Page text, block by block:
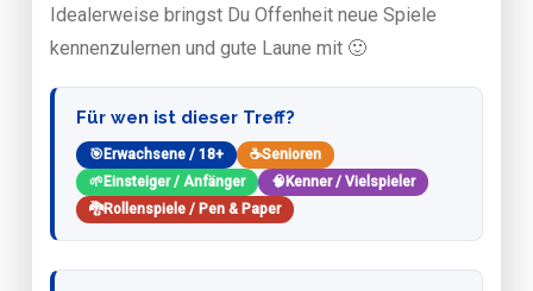
Idealerweise bringst Du Offenheit neue Spiele
kennenzulernen und gute Laune mit 🙂
Für wen ist dieser Treff?
🎯 Erwachsene / 18+ ☕Senioren
🌱 Einsteiger / Anfänger 🧠 Kenner / Vielspieler
🐉Rollenspiele / Pen & Paper